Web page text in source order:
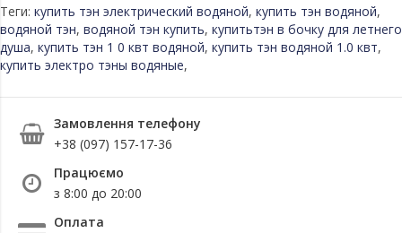
Теги: купить тэн электрический водяной, купить тэн водяной,
водяной тэн, водяной тэн купить, купитьтэн в бочку для летнего
душа, купить тэн 1 0 квт водяной, купить тэн водяной 1.0 квт,
купить электро тэны водяные,
Замовлення телефону
+38 (097) 157-17-36
Працюємо
з 8:00 до 20:00
Оплата